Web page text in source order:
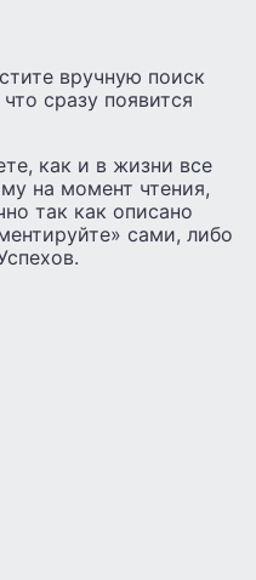
вручную поиск
сразу появится
как и в жизни все
на момент чтения,
так как описано
сами, либо